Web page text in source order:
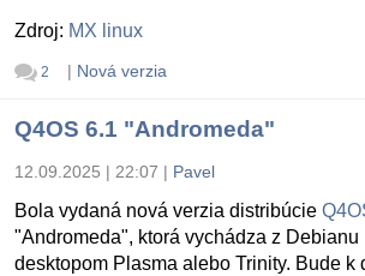
Zdroj: MX linux
2 | Nová verzia
Q4OS 6.1 "Andromeda"
12.09.2025 | 22:07 | Pavel
Bola vydaná nová verzia distribúcie
"Andromeda", ktorá vychádza z Debianu
desktopom Plasma alebo Trinity. Bude k